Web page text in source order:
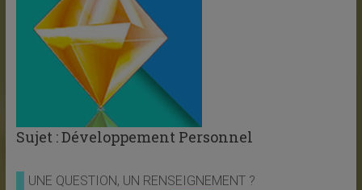
Sujet : Développement Personnel
UNE QUESTION, UN RENSEIGNEMENT ?